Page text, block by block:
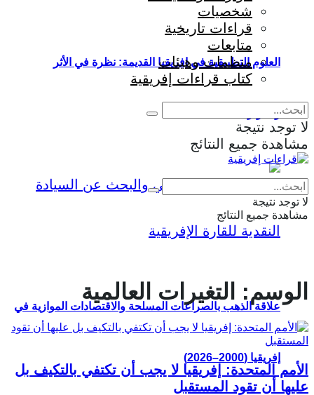
العلوم التطبيقية في إفريقيا القديمة: نظرة في الأثر
والمؤثرات
علاقة الذهب بالصراعات المسلحة والاقتصادات الموازية في
إفريقيا (2000–2026)
شخصيات
قراءات تاريخية
متابعات
منظمات وهيئات
كتاب قراءات إفريقية
لا توجد نتيجة
مشاهدة جميع النتائج
لا توجد نتيجة
مشاهدة جميع النتائج
الوسم: التغيرات العالمية
الأمم المتحدة: إفريقيا لا يجب أن تكتفي بالتكيف بل
عليها أن تقود المستقبل